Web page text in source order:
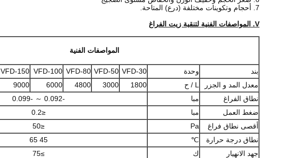
7. أحجام وتكوينات مختلفة (درع) المتاحة.
V. المواصفات الفنية لتنقية زيت الفراغ
المواصفات الفنية
بند وحدة VFD-30
VFD-50
VFD-80
VFD-100
VFD-150
معدل المد و الجزر
L / ح 1800
3000
4800
6000
9000
نطاق الفراغ
مبا
-0.092 ～ -0.099
ضغط العمل
مبا
≤0.2
أقصى نطاق فراغ
Pa
≤50
نطاق درجة حرارة
℃
45 65
جهد الانهيار
ك
≥75